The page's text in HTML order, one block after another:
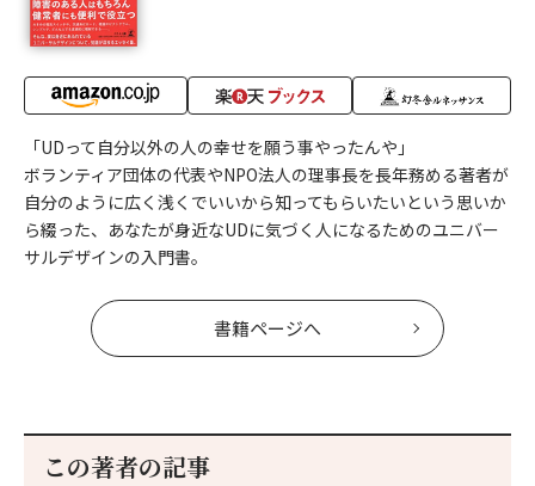
「UDって自分以外の人の幸せを願う事やったんや」
ボランティア団体の代表やNPO法人の理事長を長年務める著者が
自分のように広く浅くでいいから知ってもらいたいという思いか
ら綴った、あなたが身近なUDに気づく人になるためのユニバー
サルデザインの入門書。
書籍ページへ
この著者の記事